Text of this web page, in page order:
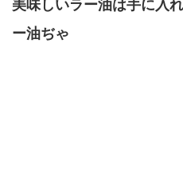
美味しいラー油は手に入
ー油ぢゃ